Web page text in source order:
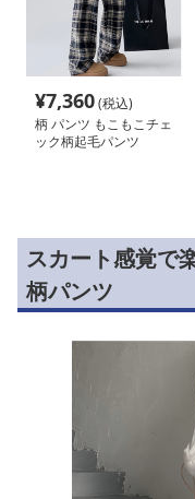
¥7,360(税込)
柄 パンツ もこもこチェ
ック柄起毛パンツ
スカート感覚で
柄パンツ